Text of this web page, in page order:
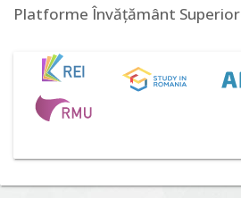
Platforme Învățământ Superior